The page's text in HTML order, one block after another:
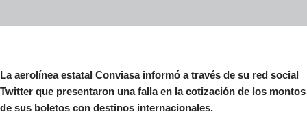
La aerolínea estatal Conviasa informó a través de su red social
Twitter que presentaron una falla en la cotización de los montos
de sus boletos con destinos internacionales.